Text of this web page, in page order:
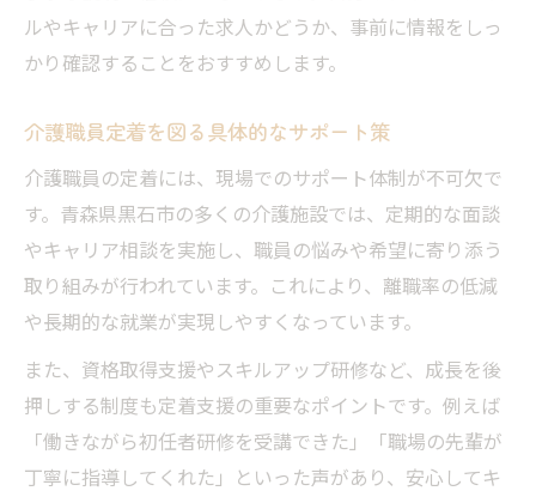
ルやキャリアに合った求人かどうか、事前に情報をしっ
かり確認することをおすすめします。
介護職員定着を図る具体的なサポート策
介護職員の定着には、現場でのサポート体制が不可欠で
す。青森県黒石市の多くの介護施設では、定期的な面談
やキャリア相談を実施し、職員の悩みや希望に寄り添う
取り組みが行われています。これにより、離職率の低減
や長期的な就業が実現しやすくなっています。
また、資格取得支援やスキルアップ研修など、成長を後
押しする制度も定着支援の重要なポイントです。例えば
「働きながら初任者研修を受講できた」「職場の先輩が
丁寧に指導してくれた」といった声があり、安心してキ